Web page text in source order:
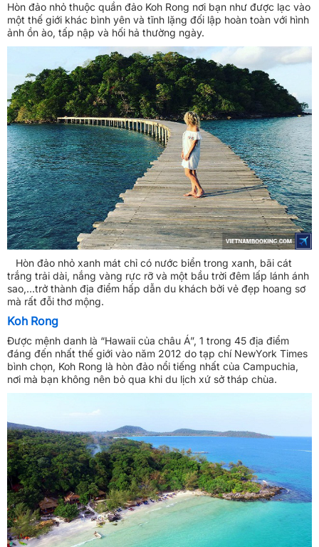
Hòn đảo nhỏ thuộc quần đảo Koh Rong nơi bạn như được lạc vào
một thế giới khác bình yên và tĩnh lặng đối lập hoàn toàn với hình
ảnh ồn ào, tấp nập và hối hả thường ngày.
Hòn đảo nhỏ xanh mát chỉ có nước biển trong xanh, bãi cát
trắng trải dài, nắng vàng rực rỡ và một bầu trời đêm lấp lánh ánh
sao,…trở thành địa điểm hấp dẫn du khách bởi vẻ đẹp hoang sơ
mà rất đỗi thơ mộng.
Koh Rong
Được mệnh danh là “Hawaii của châu Á”, 1 trong 45 địa điểm
đáng đến nhất thế giới vào năm 2012 do tạp chí NewYork Times
bình chọn, Koh Rong là hòn đảo nổi tiếng nhất của Campuchia,
nơi mà bạn không nên bỏ qua khi du lịch xứ sở tháp chùa.